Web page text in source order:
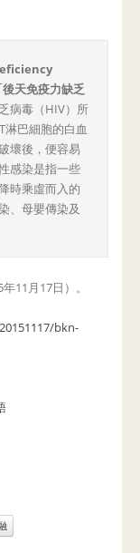
後天免疫力缺乏
病毒（HIV）所
淋巴細胞的白血
壞後，便容易
感染是指一些
時乘虛而入的
、母嬰傳染及
11月17日）。
bkn-